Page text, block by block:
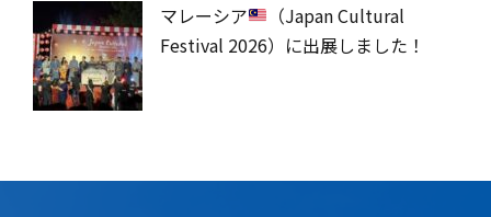
マレーシア
（Japan Cultural
Festival 2026）に出展しました！